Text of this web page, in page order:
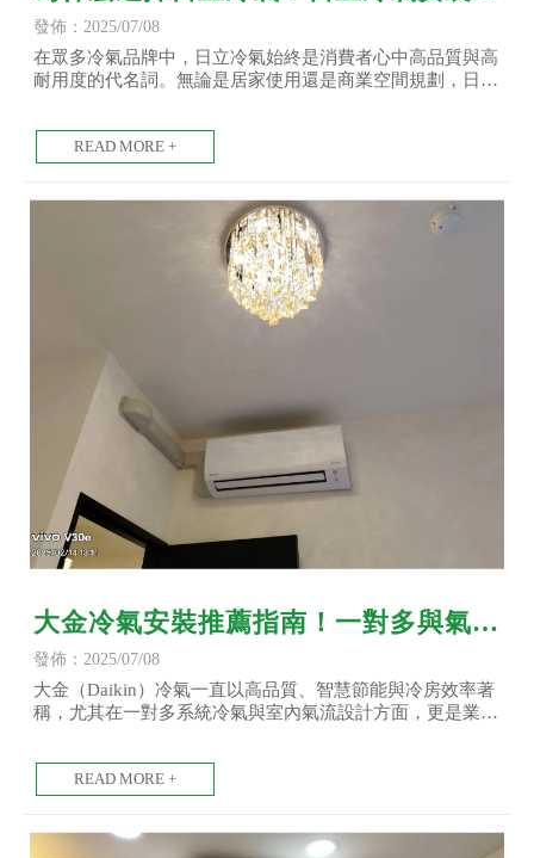
色與評價總整理-日立冷氣安裝/台北日
立冷氣安裝/土城日立冷氣安裝
發佈：2025/07/08
在眾多冷氣品牌中，日立冷氣始終是消費者心中高品質與高
耐用度的代名詞。無論是居家使用還是商業空間規劃，日立
天我們就從「為什麼選日立？」、「安裝特色」、
大金冷氣安裝推薦指南！一對多與氣流
設計的安裝要點-大金冷氣安裝/台北大
金冷氣安裝/土城大金冷氣安裝
發佈：2025/07/08
大金（Daikin）冷氣一直以高品質、智慧節能與冷房效率著
稱，尤其在一對多系統冷氣與室內氣流設計方面，更是業界